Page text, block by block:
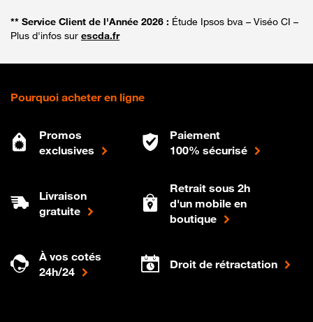
** Service Client de l'Année 2026 : Étude Ipsos bva – Viséo CI –
Plus d'infos sur escda.fr
Pourquoi acheter en ligne
Promos
exclusives
Paiement
100% sécurisé
Livraison
gratuite
Retrait sous 2h
d'un mobile en
boutique
À vos cotés
24h/24
Droit de rétractation